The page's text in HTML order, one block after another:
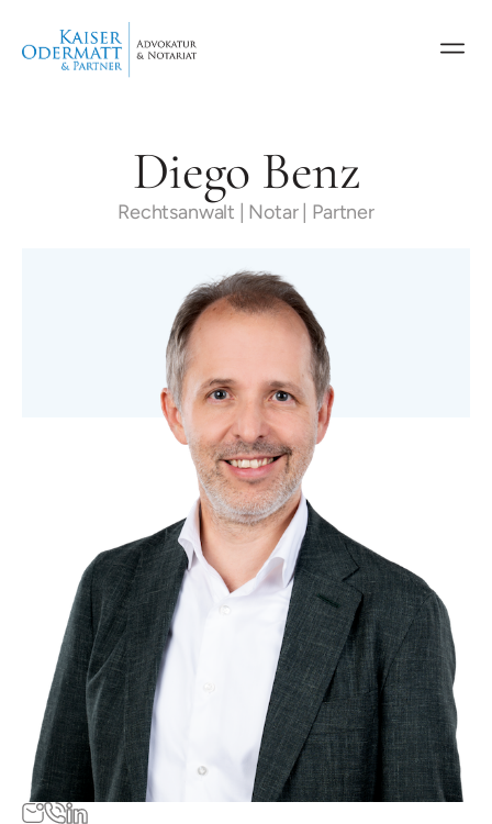
Diego Benz
Rechtsanwalt | Notar | Partner